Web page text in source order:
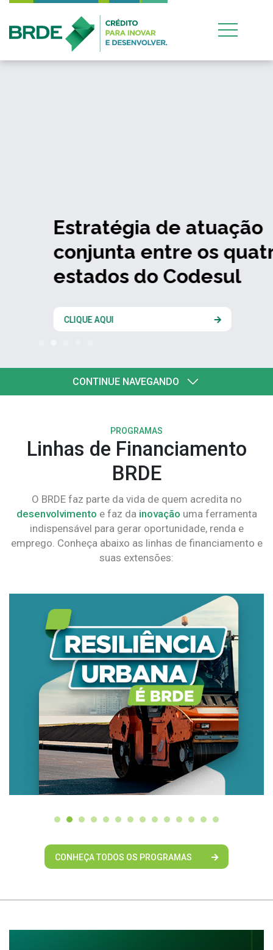
Estratégia de atuação
conjunta entre os quatro
estados do Codesul
CLIQUE AQUI
CONTINUE NAVEGANDO
PROGRAMAS
Linhas de Financiamento
BRDE
O BRDE faz parte da vida de quem acredita no
desenvolvimento e faz da inovação uma ferramenta
indispensável para gerar oportunidade, renda e
emprego. Conheça abaixo as linhas de financiamento e
suas extensões:
CONHEÇA TODOS OS PROGRAMAS